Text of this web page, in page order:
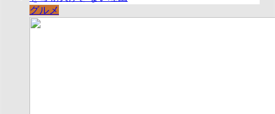
グルメ